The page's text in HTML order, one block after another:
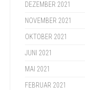
DEZEMBER 2021
NOVEMBER 2021
OKTOBER 2021
JUNI 2021
MAI 2021
FEBRUAR 2021